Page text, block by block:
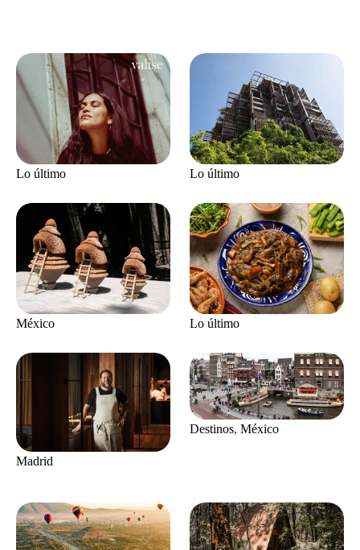
Lo último Lo último
México Lo último
Madrid
Destinos, México